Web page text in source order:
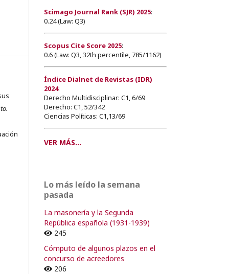
Scimago Journal Rank (SJR) 2025:
0.24 (Law: Q3)
Scopus Cite Score 2025:
0.6 (Law: Q3, 32th percentile, 785/1162)
Índice Dialnet de Revistas (IDR)
2024:
Derecho Multidisciplinar: C1, 6/69
Derecho: C1, 52/342
Ciencias Políticas: C1,13/69
VER MÁS...
Lo más leído la semana
pasada
La masonería y la Segunda
República española (1931-1939)
245
Cómputo de algunos plazos en el
concurso de acreedores
206